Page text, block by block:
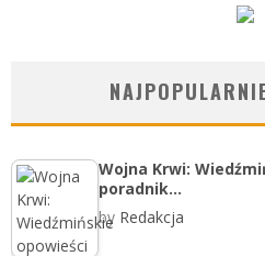
Wojna Krwi:
poradnik…
by Redakcja